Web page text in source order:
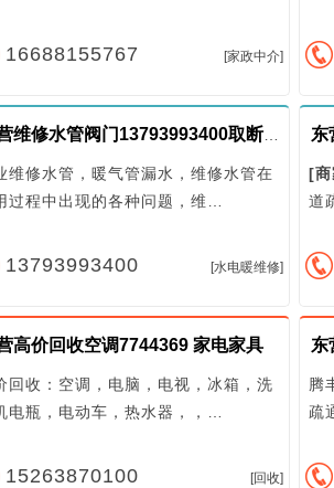
16688155767 [家政中介]
东营维修水管阀门13793993400取断丝，电路维修
维修水管，暖气管漏水，维修水管在
过程中出现的各种问题，维…
13793993400 [水电暖维修]
[商
道
高价回收空调7744369 家电家具
回收：空调，电脑，电视，冰箱，洗
电瓶，电动车，热水器，，…
15263870100 [回收]
东
腾
疏